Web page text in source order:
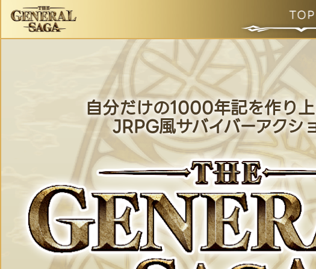
自分だけの1000年記を作り上
JRPG風サバイバーアクシ